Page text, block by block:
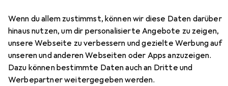
Wenn du allem zustimmst, können wir diese Daten darüber
hinaus nutzen, um dir personalisierte Angebote zu zeigen,
unsere Webseite zu verbessern und gezielte Werbung auf
unseren und anderen Webseiten oder Apps anzuzeigen.
Dazu können bestimmte Daten auch an Dritte und
Werbepartner weitergegeben werden.
Zubehör für Ugreen Portable
Charger Power Bank